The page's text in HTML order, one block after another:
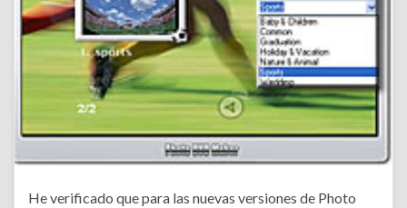
He verificado que para las nuevas versiones de Photo